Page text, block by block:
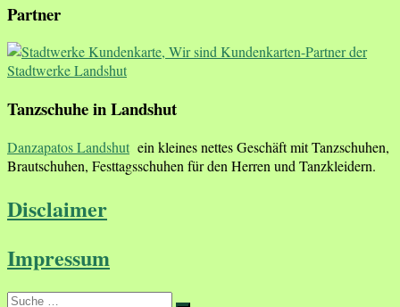
Partner
Tanzschuhe in Landshut
Danzapatos Landshut ein kleines nettes Geschäft mit Tanzschuhen,
Brautschuhen, Festtagsschuhen für den Herren und Tanzkleidern.
Disclaimer
Impressum
Suche